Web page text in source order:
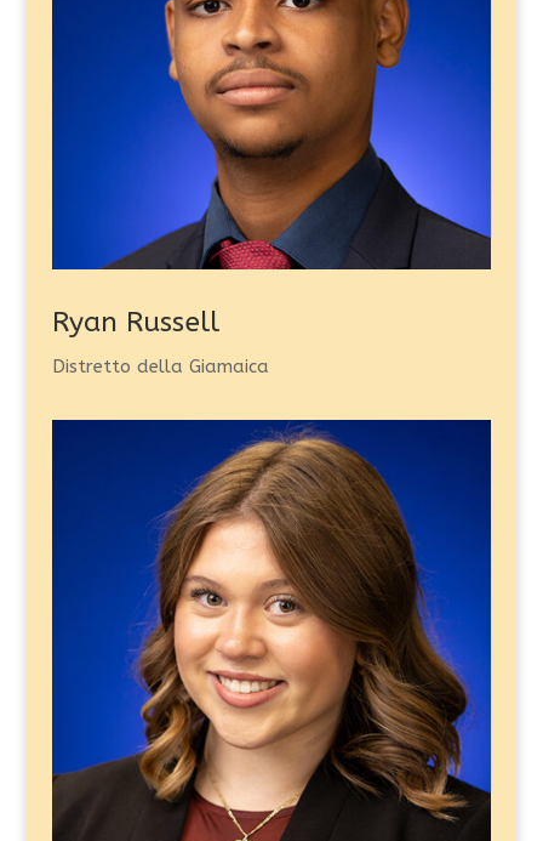
Ryan Russell
Distretto della Giamaica